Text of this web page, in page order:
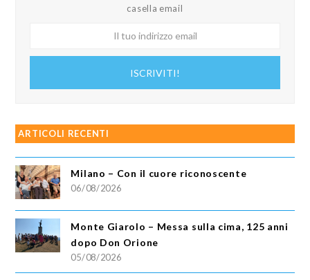
casella email
ISCRIVITI!
ARTICOLI RECENTI
Milano – Con il cuore riconoscente
06/08/2026
Monte Giarolo – Messa sulla cima, 125 anni
dopo Don Orione
05/08/2026